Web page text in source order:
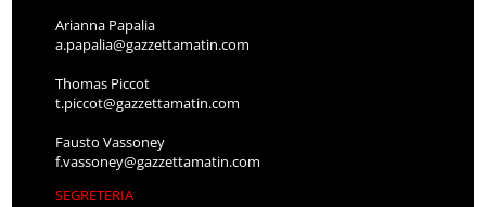
Arianna Papalia
a.papalia@gazzettamatin.com
Thomas Piccot
t.piccot@gazzettamatin.com
Fausto Vassoney
f.vassoney@gazzettamatin.com
SEGRETERIA